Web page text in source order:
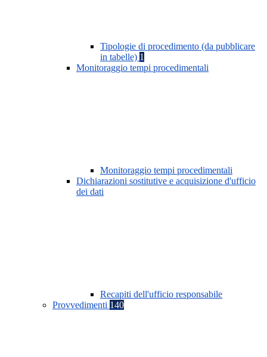
Tipologie di procedimento (da pubblicare
in tabelle) 1
Monitoraggio tempi procedimentali
Monitoraggio tempi procedimentali
Dichiarazioni sostitutive e acquisizione d'ufficio
dei dati
Recapiti dell'ufficio responsabile
Provvedimenti 140